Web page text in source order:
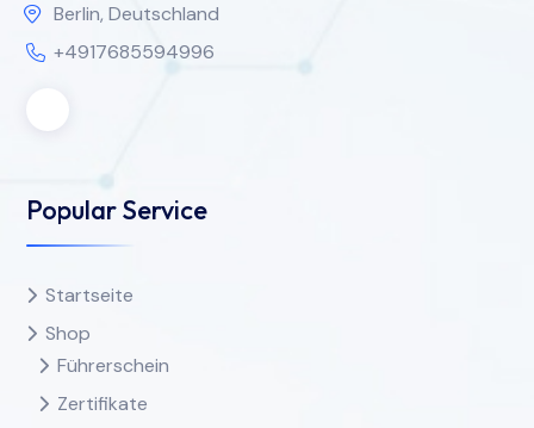
Berlin, Deutschland
+4917685594996
Popular Service
Startseite
Shop
Führerschein
Zertifikate